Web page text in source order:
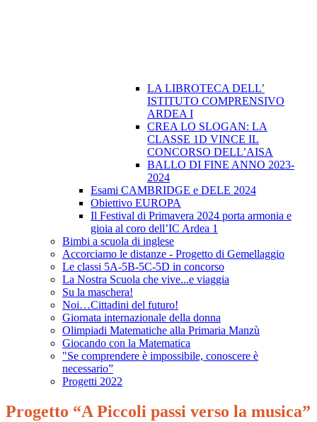
LA LIBROTECA DELL’
ISTITUTO COMPRENSIVO
ARDEA I
CREA LO SLOGAN: LA
CLASSE 1D VINCE IL
CONCORSO DELL’AISA
BALLO DI FINE ANNO 2023-
2024
Esami CAMBRIDGE e DELE 2024
Obiettivo EUROPA
Il Festival di Primavera 2024 porta armonia e
gioia al coro dell’IC Ardea 1
Bimbi a scuola di inglese
Accorciamo le distanze - Progetto di Gemellaggio
Le classi 5A-5B-5C-5D in concorso
La Nostra Scuola che vive...e viaggia
Su la maschera!
Noi…Cittadini del futuro!
Giornata internazionale della donna
Olimpiadi Matematiche alla Primaria Manzù
Giocando con la Matematica
"Se comprendere è impossibile, conoscere è
necessario”
Progetti 2022
Progetto “A Piccoli passi verso la musica”